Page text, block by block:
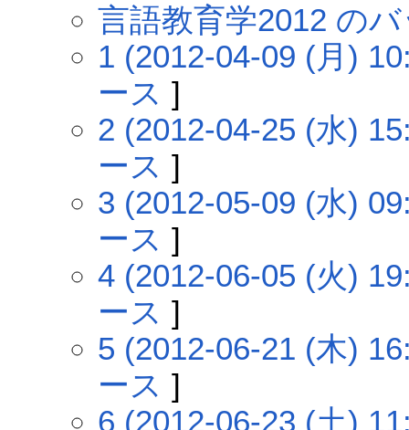
言語教育学2012 の
1 (2012-04-09 (月)
ース ]
2 (2012-04-25 (水)
ース ]
3 (2012-05-09 (水)
ース ]
4 (2012-06-05 (火)
ース ]
5 (2012-06-21 (木)
ース ]
6 (2012-06-23 (土)